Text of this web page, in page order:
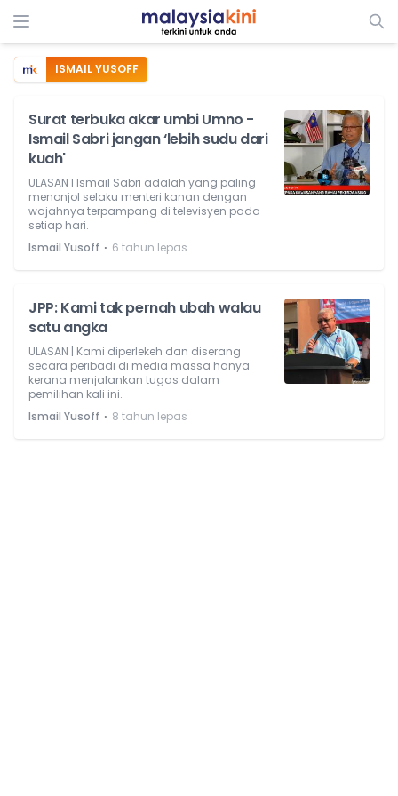
ISMAIL YUSOFF
Surat terbuka akar umbi Umno -
Ismail Sabri jangan ‘lebih sudu dari
kuah'
ULASAN l Ismail Sabri adalah yang paling
menonjol selaku menteri kanan dengan
wajahnya terpampang di televisyen pada
setiap hari.
Ismail Yusoff ⋅ 6 tahun lepas
JPP: Kami tak pernah ubah walau
satu angka
ULASAN | Kami diperlekeh dan diserang
secara peribadi di media massa hanya
kerana menjalankan tugas dalam
pemilihan kali ini.
Ismail Yusoff ⋅ 8 tahun lepas